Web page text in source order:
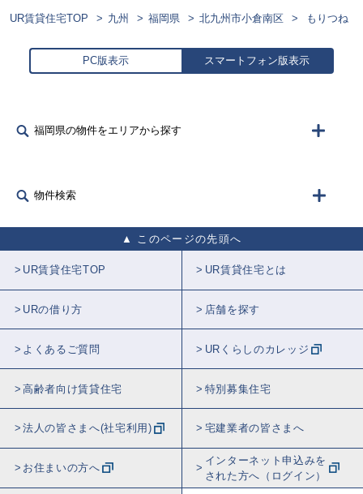
UR賃貸住宅TOP 九州 福岡県 北九州市小倉南区 もりつね
PC版表示 スマートフォン版表示
福岡県の物件をエリアから探す
物件検索
このページの先頭へ
UR賃貸住宅TOP UR賃貸住宅とは
URの借り方 店舗を探す
よくあるご質問 URくらしのカレッジ
高齢者向け賃貸住宅 特別募集住宅
法人の皆さまへ(社宅利用) 宅建業者の皆さまへ
お住まいの方へ
インターネット申込みを
された方へ（ログイン）